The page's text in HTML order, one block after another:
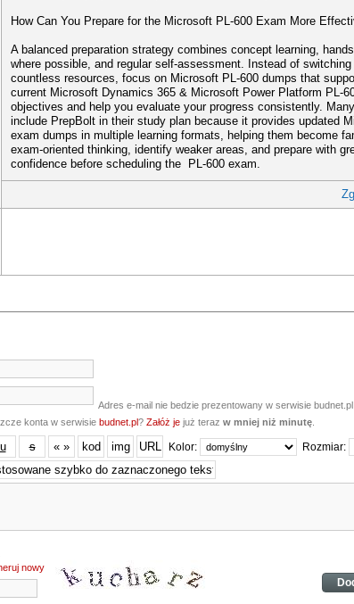
How Can You Prepare for the Microsoft PL-600 Exam More
A balanced preparation strategy combines concept learning,
where possible, and regular self-assessment. Instead of switching
countless resources, focus on Microsoft PL-600 dumps that
current Microsoft Dynamics 365 & Microsoft Power Platform PL-
objectives and help you evaluate your progress consistently.
include PrepBolt in their study plan because it provides updated
exam dumps in multiple learning formats, helping them become
exam-oriented thinking, identify weaker areas, and prepare with
confidence before scheduling the PL-600 exam.
Adres e-mail nie bedzie prezentowany w serwisie budnet.pl
konta w serwisie budnet.pl? Załóż je już teraz w mniej niż minutę
Kolor: Rozmiar:
nowy